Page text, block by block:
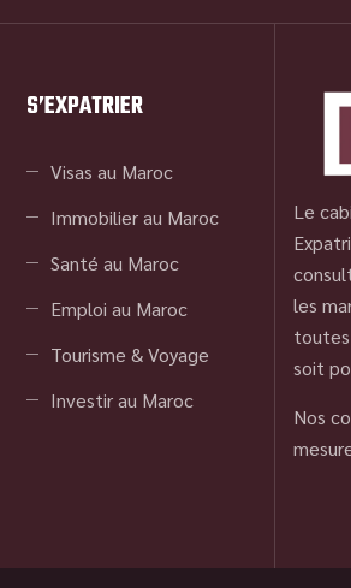
S’EXPATRIER
Visas au Maroc
Immobilier au Maroc
Santé au Maroc
Emploi au Maroc
Tourisme & Voyage
Investir au Maroc
Le
les
soit
Nos